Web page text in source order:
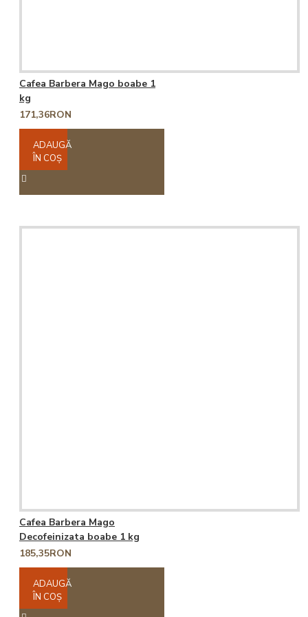
Cafea Barbera Mago boabe 1
kg
171,36RON
ADAUGĂ
ÎN COŞ
Cafea Barbera Mago
Decofeinizata boabe 1 kg
185,35RON
ADAUGĂ
ÎN COŞ